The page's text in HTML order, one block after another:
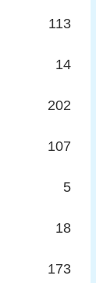
113
14
202
107
5
18
173